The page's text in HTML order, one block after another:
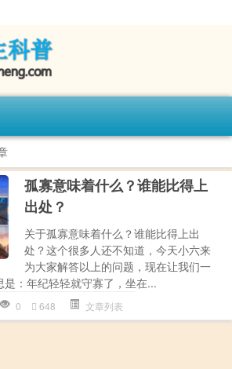
孤寡意味着什么？谁能比得上
出处？
关于孤寡意味着什么？谁能比得上出
处？这个很多人还不知道，今天小六来
为大家解答以上的问题，现在让我们一
：年纪轻轻就守寡了，坐在...
0 648 文章列表